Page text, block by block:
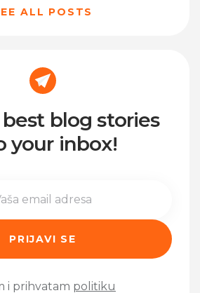
ALL POSTS
blog stories
your inbox!
i prihvatam politiku